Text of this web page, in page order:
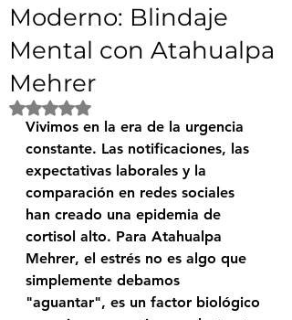
Moderno: Blindaje
Mental con Atahualpa
Mehrer
Obtuvo NaN de 5 estrellas.
Vivimos en la era de la urgencia
constante. Las notificaciones, las
expectativas laborales y la
comparación en redes sociales
han creado una epidemia de
cortisol alto. Para Atahualpa
Mehrer, el estrés no es algo que
simplemente debamos
"aguantar", es un factor biológico